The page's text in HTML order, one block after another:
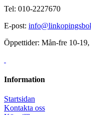
Tel: 010-2227670
E-post:
Öppettider: Mån-fre 10-
Information
Startsidan
Kontakta oss